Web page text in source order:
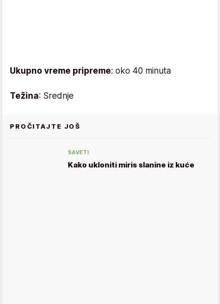
Ukupno vreme pripreme: oko 40 minuta
Težina: Srednje
PROČITAJTE JOŠ
SAVETI
Kako ukloniti miris slanine iz kuće